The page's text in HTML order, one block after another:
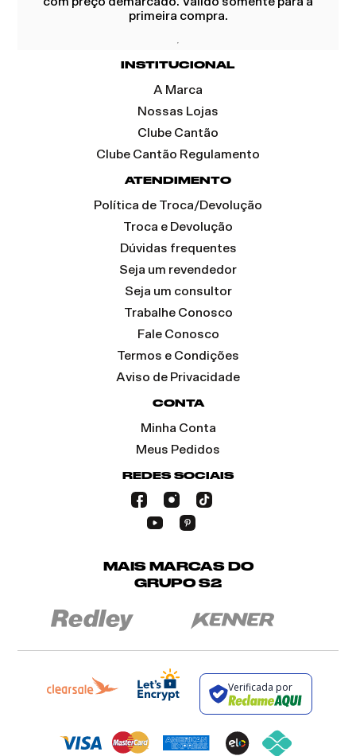
primeira compra.
INSTITUCIONAL
A Marca
Nossas Lojas
Clube Cantão
Clube Cantão Regulamento
ATENDIMENTO
Política de Troca/Devolução
Troca e Devolução
Dúvidas frequentes
Seja um revendedor
Seja um consultor
Trabalhe Conosco
Fale Conosco
Termos e Condições
Aviso de Privacidade
CONTA
Minha Conta
Meus Pedidos
REDES SOCIAIS
MAIS MARCAS DO
GRUPO S2
Verificada por